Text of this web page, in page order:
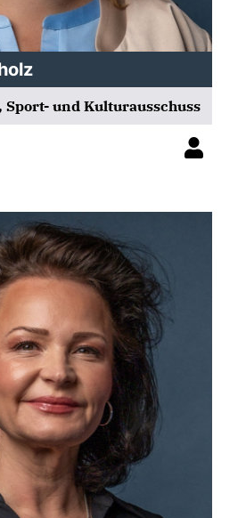
Sport- und Kulturausschuss